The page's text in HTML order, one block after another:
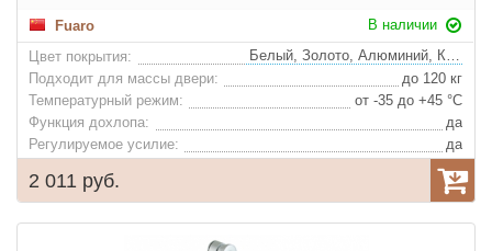
Fuaro
В наличии
Цвет покрытия:
Белый, Золото, Алюминий, Коричневый
Подходит для массы двери:
до 120 кг
Температурный режим:
от -35 до +45 °С
Функция дохлопа:
да
Регулируемое усилие:
да
2 011 руб.